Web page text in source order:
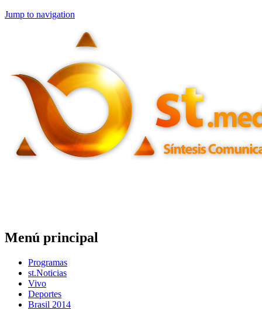
Jump to navigation
Menú principal
Programas
st.Noticias
Vivo
Deportes
Brasil 2014